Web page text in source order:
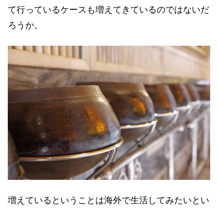
て行っているケースも増えてきているのではないだ
ろうか。
増えているということは海外で生活してみたいとい